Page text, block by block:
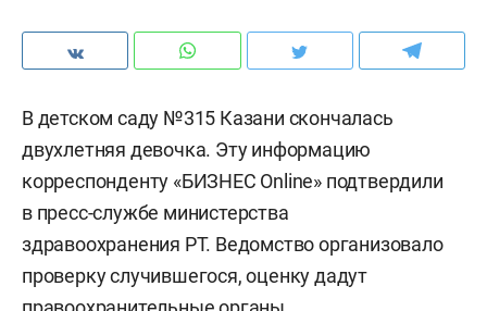
В детском саду №315 Казани скончалась
двухлетняя девочка. Эту информацию
корреспонденту «БИЗНЕС Online» подтвердили
в пресс-службе министерства
здравоохранения РТ. Ведомство организовало
проверку случившегося, оценку дадут